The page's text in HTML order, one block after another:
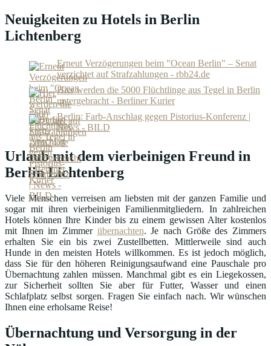
Neuigkeiten zu Hotels in Berlin
Lichtenberg
Erneut Verzögerungen beim "Ocean Berlin" – Senat
verzichtet auf Strafzahlungen - rbb24.de
Hier werden die 5000 Flüchtlinge aus Tegel in Berlin
untergebracht - Berliner Kurier
Berlin: Farb-Anschlag gegen Pistorius-Konferenz |
News - BILD
Urlaub mit dem vierbeinigen Freund in
Berlin Lichtenberg
Viele Menschen verreisen am liebsten mit der ganzen Familie und
sogar mit ihren vierbeinigen Familienmitgliedern. In zahlreichen
Hotels können Ihre Kinder bis zu einem gewissen Alter kostenlos
mit Ihnen im Zimmer übernachten. Je nach Größe des Zimmers
erhalten Sie ein bis zwei Zustellbetten. Mittlerweile sind auch
Hunde in den meisten Hotels willkommen. Es ist jedoch möglich,
dass Sie für den höheren Reinigungsaufwand eine Pauschale pro
Übernachtung zahlen müssen. Manchmal gibt es ein Liegekossen,
zur Sicherheit sollten Sie aber für Futter, Wasser und einen
Schlafplatz selbst sorgen. Fragen Sie einfach nach. Wir wünschen
Ihnen eine erholsame Reise!
Übernachtung und Versorgung in der